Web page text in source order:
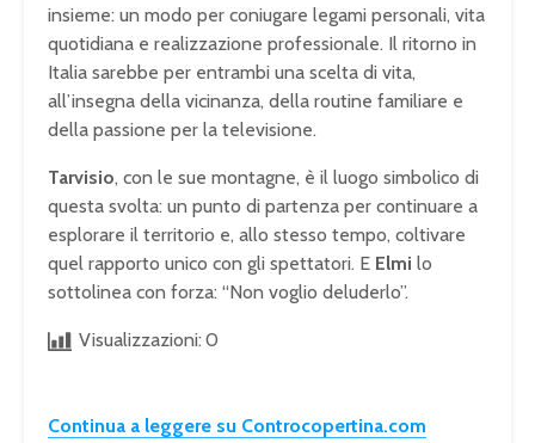
insieme: un modo per coniugare legami personali, vita
quotidiana e realizzazione professionale. Il ritorno in
Italia sarebbe per entrambi una scelta di vita,
all’insegna della vicinanza, della routine familiare e
della passione per la televisione.
Tarvisio, con le sue montagne, è il luogo simbolico di
questa svolta: un punto di partenza per continuare a
esplorare il territorio e, allo stesso tempo, coltivare
quel rapporto unico con gli spettatori. E Elmi lo
sottolinea con forza: “Non voglio deluderlo”.
Visualizzazioni: 0
Continua a leggere su Controcopertina.com